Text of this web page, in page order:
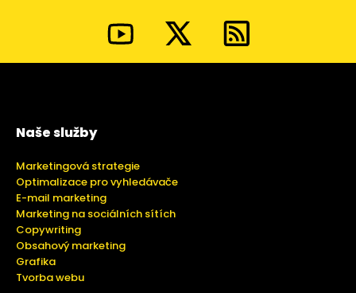
Naše služby
Marketingová strategie
Optimalizace pro vyhledávače
E-mail marketing
Marketing na sociálních sítích
Copywriting
Obsahový marketing
Grafika
Tvorba webu